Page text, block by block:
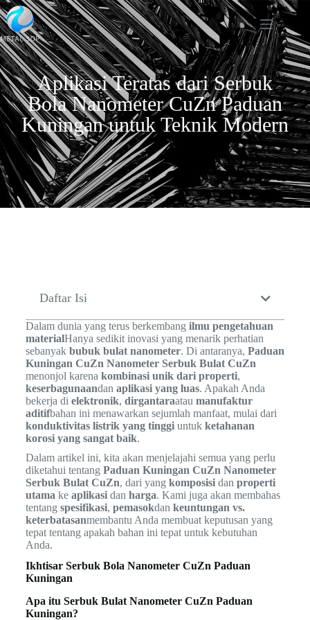
Aplikasi Teratas dari Serbuk
Bola Nanometer CuZn Paduan
Kuningan untuk Teknik Modern
Daftar Isi
Dalam dunia yang terus berkembang ilmu pengetahuan
materialHanya sedikit inovasi yang menarik perhatian
sebanyak bubuk bulat nanometer. Di antaranya, Paduan
Kuningan CuZn Nanometer Serbuk Bulat CuZn
menonjol karena kombinasi unik dari properti,
keserbagunaandan aplikasi yang luas. Apakah Anda
bekerja di elektronik, dirgantaraatau manufaktur
aditifbahan ini menawarkan sejumlah manfaat, mulai dari
konduktivitas listrik yang tinggiuntuk ketahanan
korosi yang sangat baik.
Dalam artikel ini, kita akan menjelajahi semua yang perlu
diketahui tentang Paduan Kuningan CuZn Nanometer
Serbuk Bulat CuZn, dari yang komposisidan properti
utama ke aplikasidan harga. Kami juga akan membahas
tentang spesifikasi, pemasokdan keuntungan vs.
keterbatasanmembantu Anda membuat keputusan yang
tepat tentang apakah bahan ini tepat untuk kebutuhan
Anda.
Ikhtisar Serbuk Bola Nanometer CuZn Paduan
Kuningan
Apa itu Serbuk Bulat Nanometer CuZn Paduan
Kuningan?